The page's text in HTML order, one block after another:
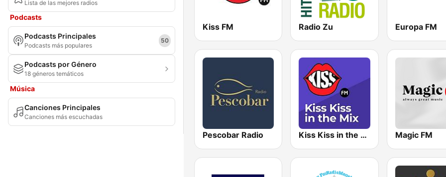
Lista de las mejores radios
Podcasts
Podcasts Principales
Podcasts más populares
50
Podcasts por Género
18 géneros temáticos
Música
Canciones Principales
Canciones más escuchadas
Kiss FM Radio Zu Europa FM
Pescobar Radio Kiss Kiss in the Mix Radio Magic FM